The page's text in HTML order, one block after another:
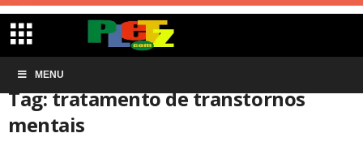
MENU
Início Tags
Tag: tratamento de transtornos
mentais